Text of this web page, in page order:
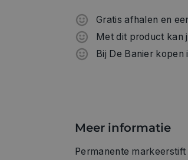
Gratis afhalen en
Met dit product kan
Bij De Banier kopen
Meer informatie
Permanente